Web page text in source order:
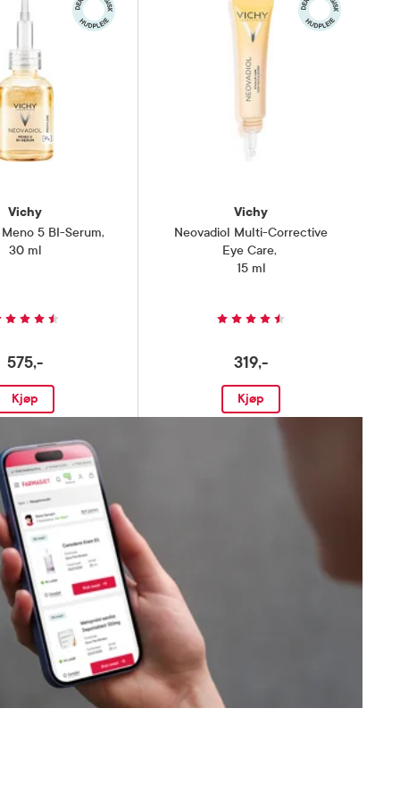
Vichy
5 BI-Serum,
30 ml
575,-
Kjøp
Vichy
Neovadiol Multi-Corrective
Eye Care,
15 ml
319,-
Kjøp